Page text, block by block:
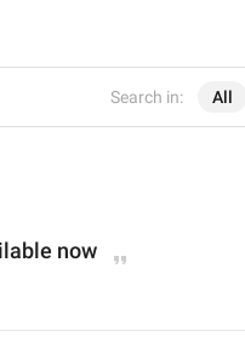
Search in: All
now